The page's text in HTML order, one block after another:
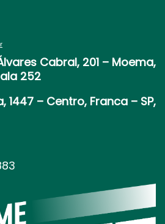
Cabral, 201 – Moema,
252
1447 – Centro, Franca – SP,